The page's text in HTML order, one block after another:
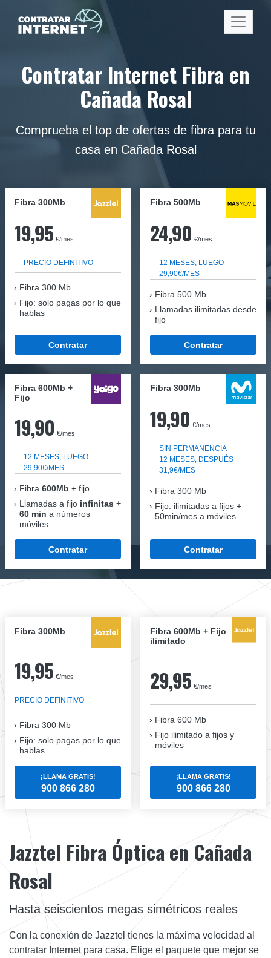
Contratar Internet Fibra en
Cañada Rosal
Comprueba el top de ofertas de fibra para tu
casa en Cañada Rosal
Fibra 300Mb
19,95 €/mes
PRECIO DEFINITIVO
Fibra 300 Mb
Fijo: solo pagas por lo que
hablas
Contratar
Fibra 500Mb
24,90 €/mes
12 MESES, LUEGO
29,90€/MES
Fibra 500 Mb
Llamadas ilimitadas desde
fijo
Contratar
Fibra 600Mb +
Fijo
19,90 €/mes
12 MESES, LUEGO
29,90€/MES
Fibra 600Mb + fijo
Llamadas a fijo infinitas +
60 min a números
móviles
Contratar
Fibra 300Mb
19,90 €/mes
SIN PERMANENCIA
12 MESES, DESPUÉS
31,9€/MES
Fibra 300 Mb
Fijo: ilimitadas a fijos +
50min/mes a móviles
Contratar
Fibra 300Mb
19,95 €/mes
PRECIO DEFINITIVO
Fibra 300 Mb
Fijo: solo pagas por lo que
hablas
¡LLAMA GRATIS!
900 866 280
Fibra 600Mb + Fijo
ilimitado
29,95 €/mes
Fibra 600 Mb
Fijo ilimitado a fijos y
móviles
¡LLAMA GRATIS!
900 866 280
Jazztel Fibra Óptica en Cañada
Rosal
Hasta seiscientos megas simétricos reales
Con la conexión de Jazztel tienes la máxima velocidad al
contratar Internet para casa. Elige el paquete que mejor se